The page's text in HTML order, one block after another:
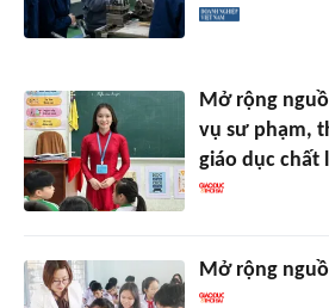
Mở rộng
vụ sư phạm,
giáo dục chất
Mở rộng